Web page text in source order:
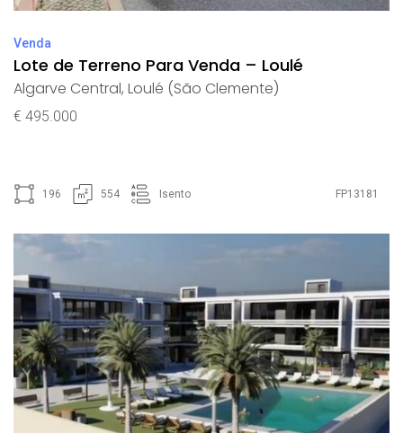
Venda
Lote de Terreno Para Venda – Loulé
Algarve Central, Loulé (São Clemente)
€ 495.000
196 554 Isento FP13181